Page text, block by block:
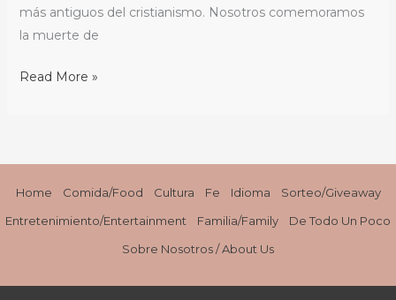
más antiguos del cristianismo. Nosotros comemoramos
la muerte de
Read More »
Home Comida/Food Cultura Fe Idioma
Sorteo/Giveaway
Entretenimiento/Entertainment
Familia/Family
De Todo Un Poco
Sobre Nosotros / About Us